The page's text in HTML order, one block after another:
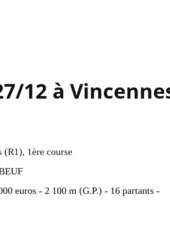
12 à
(R1), 1ère course
euros - 2 100 m (G.P.) - 16 partants -